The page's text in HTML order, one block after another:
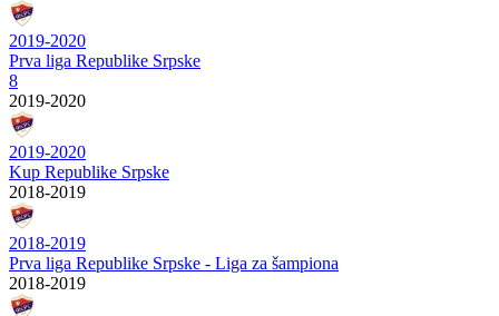
2019-2020
Prva liga Republike Srpske
8
2019-2020
2019-2020
Kup Republike Srpske
2018-2019
2018-2019
Prva liga Republike Srpske - Liga za šampiona
2018-2019